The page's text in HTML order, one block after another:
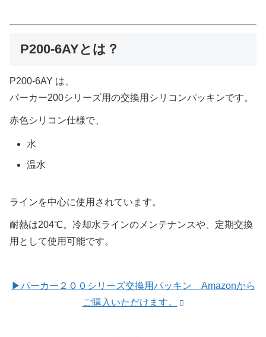
P200-6AYとは？
P200-6AY は、
パーカー200シリーズ用の交換用シリコンパッキンです。
赤色シリコン仕様で、
水
温水
ラインを中心に使用されています。
耐熱は204℃。冷却水ラインのメンテナンスや、定期交換
用として使用可能です。
▶パーカー２００シリーズ交換用パッキン Amazonから
ご購入いただけます。